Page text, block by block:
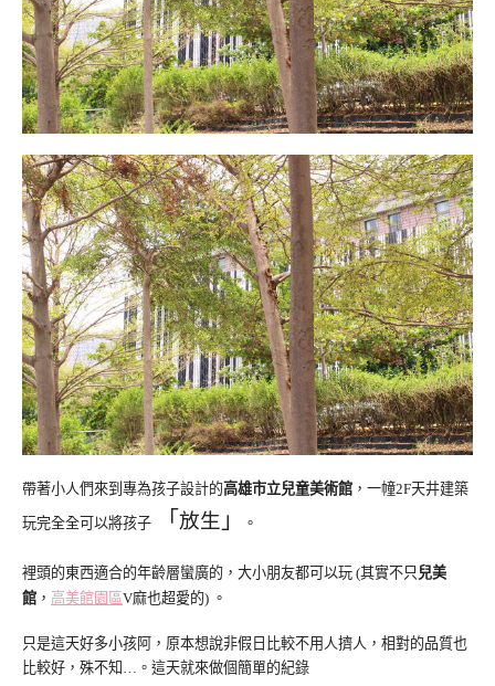
帶著小人們來到專為孩子設計的高雄市立兒童美術館 ，一幢2F天井建築
玩完全全可以將孩子
「 放生 」 。
裡頭的東西適合的年齡層蠻廣的，大小朋友都可以玩 (其實不只 兒美
館 ， 高美館園區V麻也超愛的) 。
只是這天好多小孩阿，原本想說非假日比較不用人擠人，相對的品質也
比較好，殊不知 … 。這天就來做個簡單的紀錄